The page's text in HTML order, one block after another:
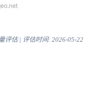
评估 | 评估时间: 2026-05-22